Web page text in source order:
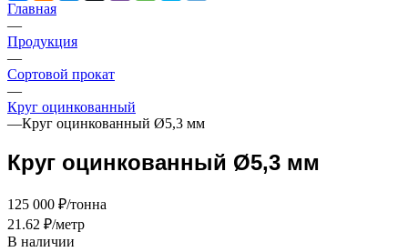
Главная
—
Продукция
—
Сортовой прокат
—
Круг оцинкованный
—Круг оцинкованный Ø5,3 мм
Круг оцинкованный Ø5,3 мм
125 000 ₽/тонна
21.62 ₽/метр
В наличии